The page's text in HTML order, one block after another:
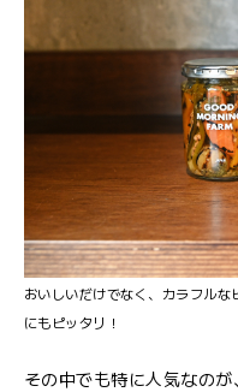
おいしいだけでなく、カラフル
にもピッタリ！
その中でも特に人気なの